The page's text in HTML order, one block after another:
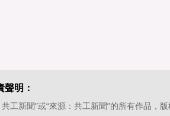
明：
工新聞”或“來源：共工新聞”的所有作品，